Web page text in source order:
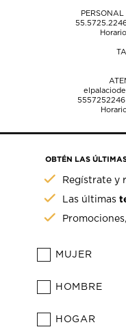
5557252246
OBTÉN LAS
Regístrate y
Las últimas
Promociones,
MUJER
HOMBRE
HOGAR